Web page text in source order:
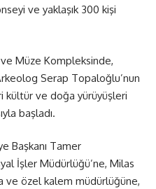
ve yaklaşık 300 kişi
Müze Kompleksinde,
Serap Topaloğlu’nun
kültür ve doğa yürüyüşleri
başladı.
Başkanı Tamer
İşler Müdürlüğü’ne, Milas
ve özel kalem müdürlüğüne,